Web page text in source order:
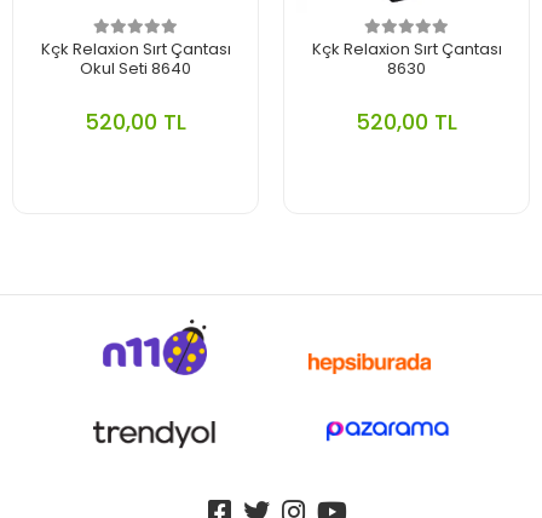
Kçk Relaxion Sırt Çantası
Okul Seti 8640
520,00 TL
Kçk Relaxion Sırt Çantası
8630
520,00 TL